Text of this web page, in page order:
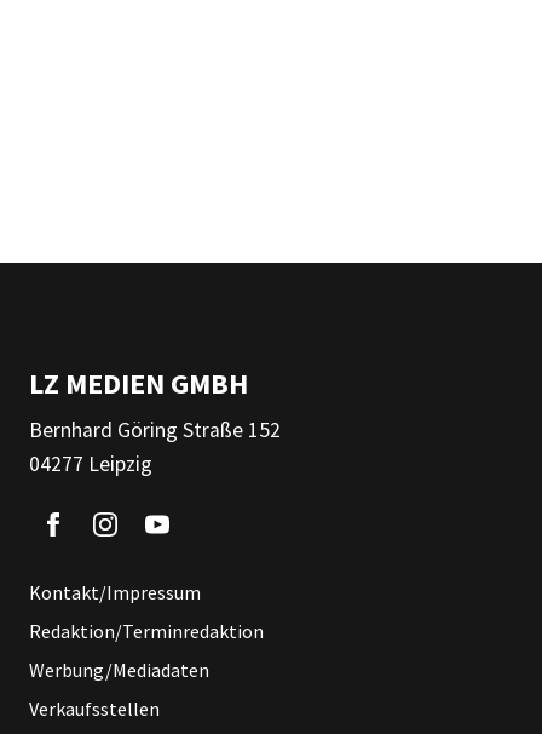
LZ MEDIEN GMBH
Bernhard Göring Straße 152
04277 Leipzig
Kontakt/Impressum
Redaktion/Terminredaktion
Werbung/Mediadaten
Verkaufsstellen